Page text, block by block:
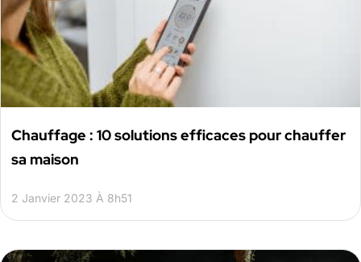
Chauffage : 10 solutions efficaces pour chauffer
sa maison
2 Janvier 2023 À 8h51